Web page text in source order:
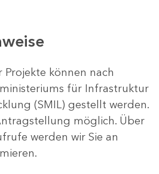
können nach
für Infrastruktur
(SMIL) gestellt werden.
möglich. Über
werden wir Sie an